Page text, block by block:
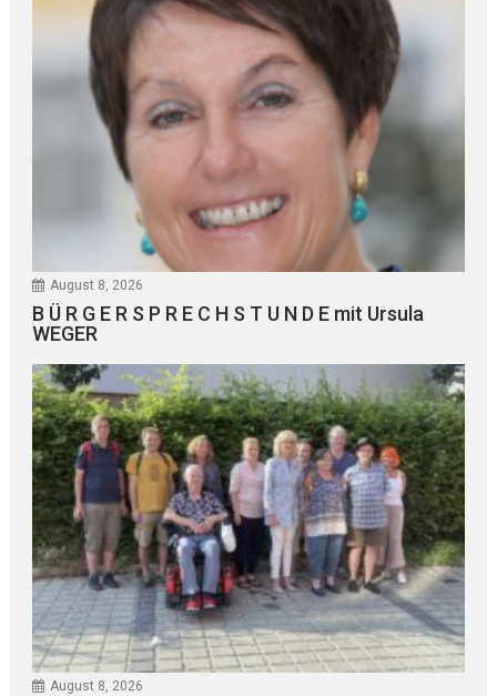
August 8, 2026
B Ü R G E R S P R E C H S T U N D E mit Ursula
WEGER
August 8, 2026